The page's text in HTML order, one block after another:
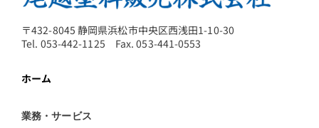
〒432-8045 静岡県浜松市中央区西浅田1-10-30
Tel. 053-442-1125 Fax. 053-441-0553
ホーム
業務・サービス